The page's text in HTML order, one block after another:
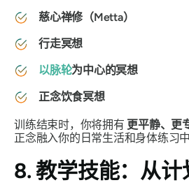
慈心禅修（Metta）
行走冥想
以脉轮为中心的冥想
正念饮食冥想
训练结束时，你将拥有 更平静、更
正念融入你的日常生活和身体练习中
8. 教学技能：从计